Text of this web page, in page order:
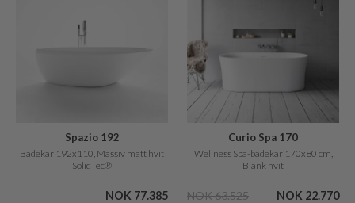
Spazio 192
Badekar 192x110, Massiv matt hvit
SolidTec®
NOK 77.385
Curio Spa 170
Wellness Spa-badekar 170x80 cm,
Blank hvit
NOK 63.525 NOK 22.770